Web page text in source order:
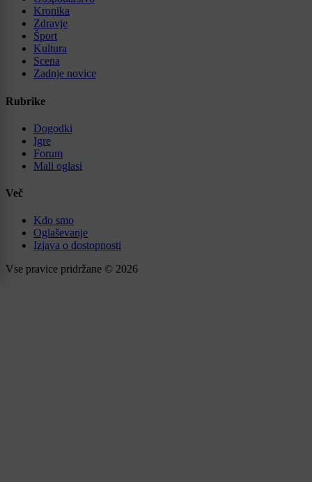
Kronika
Zdravje
Šport
Kultura
Scena
Zadnje novice
Rubrike
Dogodki
Igre
Forum
Mali oglasi
Več
Kdo smo
Oglaševanje
Izjava o dostopnosti
Vse pravice pridržane © 2026